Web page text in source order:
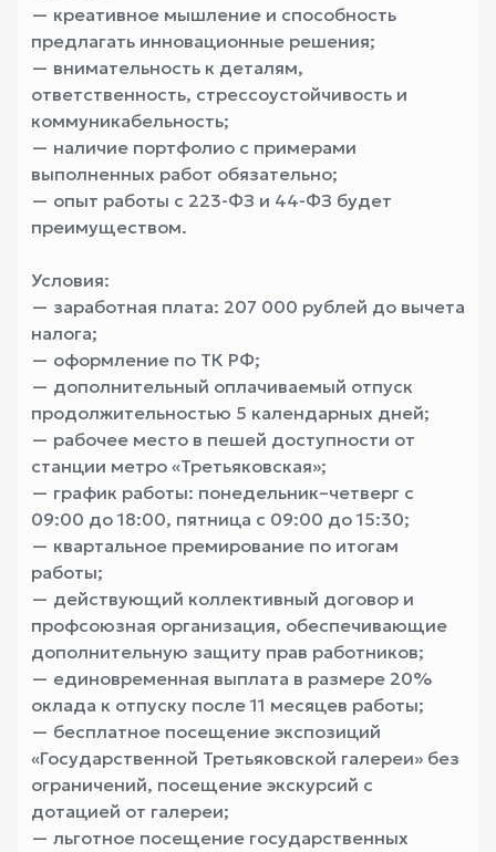
— креативное мышление и способность
предлагать инновационные решения;
— внимательность к деталям,
ответственность, стрессоустойчивость и
коммуникабельность;
— наличие портфолио с примерами
выполненных работ обязательно;
— опыт работы с 223-ФЗ и 44-ФЗ будет
преимуществом.
Условия:
— заработная плата: 207 000 рублей до вычета
налога;
— оформление по ТК РФ;
— дополнительный оплачиваемый отпуск
продолжительностью 5 календарных дней;
— рабочее место в пешей доступности от
станции метро «Третьяковская»;
— график работы: понедельник–четверг с
09:00 до 18:00, пятница с 09:00 до 15:30;
— квартальное премирование по итогам
работы;
— действующий коллективный договор и
профсоюзная организация, обеспечивающие
дополнительную защиту прав работников;
— единовременная выплата в размере 20%
оклада к отпуску после 11 месяцев работы;
— бесплатное посещение экспозиций
«Государственной Третьяковской галереи» без
ограничений, посещение экскурсий с
дотацией от галереи;
— льготное посещение государственных